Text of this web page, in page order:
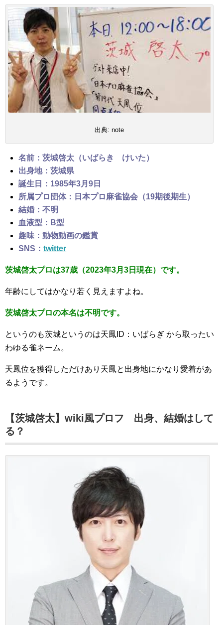
出典: note
名前：茨城啓太（いばらき けいた）
出身地：茨城県
誕生日：1985年3月9日
所属プロ団体：日本プロ麻雀協会（19期後期生）
結婚：不明
血液型：B型
趣味：動物動画の鑑賞
SNS：twitter
茨城啓太プロは37歳（2023年3月3日現在）です。
年齢にしてはかなり若く見えますよね。
茨城啓太プロの本名は不明です。
というのも茨城というのは天鳳ID：いばらぎ から取ったい
わゆる雀ネーム。
天鳳位を獲得しただけあり天鳳と出身地にかなり愛着があ
るようです。
【茨城啓太】wiki風プロフ 出身、結婚はして
る？